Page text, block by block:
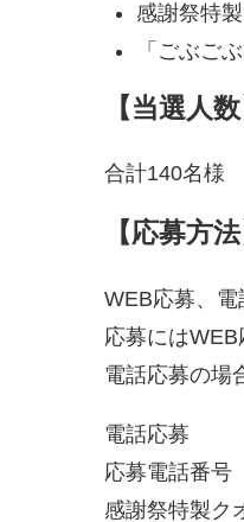
感謝祭特
「ごぶご
【当選人数
合計140名様
【応募方法
WEB応募、電
応募には
電話応募の場
電話応募
応募電話番号
感謝祭特製ク